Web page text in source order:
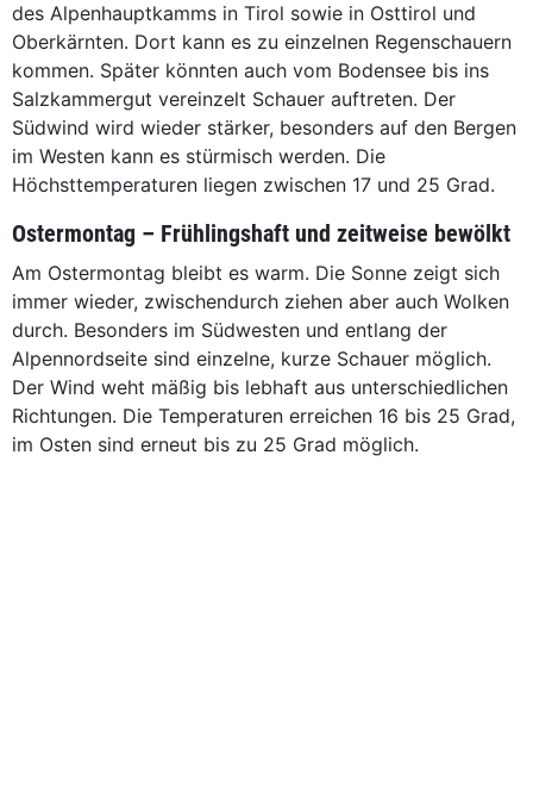
des Alpenhauptkamms in Tirol sowie in Osttirol und
Oberkärnten. Dort kann es zu einzelnen Regenschauern
kommen. Später könnten auch vom Bodensee bis ins
Salzkammergut vereinzelt Schauer auftreten. Der
Südwind wird wieder stärker, besonders auf den Bergen
im Westen kann es stürmisch werden. Die
Höchsttemperaturen liegen zwischen 17 und 25 Grad.
Ostermontag – Frühlingshaft und zeitweise bewölkt
Am Ostermontag bleibt es warm. Die Sonne zeigt sich
immer wieder, zwischendurch ziehen aber auch Wolken
durch. Besonders im Südwesten und entlang der
Alpennordseite sind einzelne, kurze Schauer möglich.
Der Wind weht mäßig bis lebhaft aus unterschiedlichen
Richtungen. Die Temperaturen erreichen 16 bis 25 Grad,
im Osten sind erneut bis zu 25 Grad möglich.